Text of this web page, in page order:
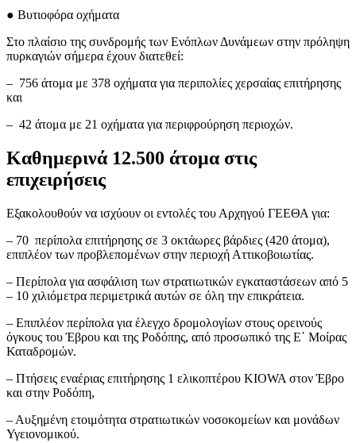
● Βυτιοφόρα οχήματα
Στο πλαίσιο της συνδρομής των Ενόπλων Δυνάμεων στην πρόληψη
πυρκαγιών σήμερα έχουν διατεθεί:
– 756 άτομα με 378 οχήματα για περιπολίες χερσαίας επιτήρησης
και
– 42 άτομα με 21 οχήματα για περιφρούρηση περιοχών.
Καθημερινά 12.500 άτομα στις
επιχειρήσεις
Εξακολουθούν να ισχύουν οι εντολές του Αρχηγού ΓΕΕΘΑ για:
– 70 περίπολα επιτήρησης σε 3 οκτάωρες βάρδιες (420 άτομα),
επιπλέον των προβλεπομένων στην περιοχή Αττικοβοιωτίας.
– Περίπολα για ασφάλιση των στρατιωτικών εγκαταστάσεων από 5
– 10 χιλιόμετρα περιμετρικά αυτών σε όλη την επικράτεια.
– Επιπλέον περίπολα για έλεγχο δρομολογίων στους ορεινούς
όγκους του Έβρου και της Ροδόπης, από προσωπικό της Ε΄ Μοίρας
Καταδρομών.
– Πτήσεις εναέριας επιτήρησης 1 ελικοπτέρου KIOWA στον Έβρο
και στην Ροδόπη,
– Αυξημένη ετοιμότητα στρατιωτικών νοσοκομείων και μονάδων
Υγειονομικού.